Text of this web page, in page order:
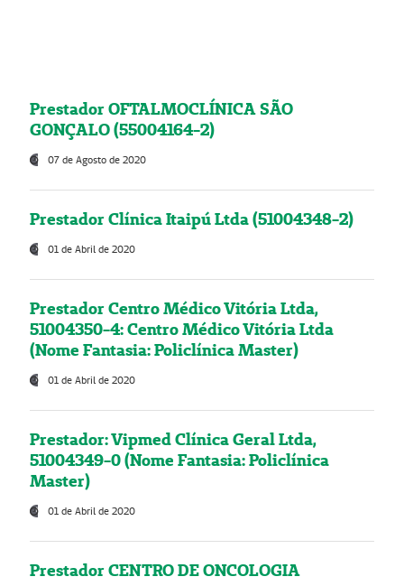
Prestador OFTALMOCLÍNICA SÃO
GONÇALO (55004164-2)
07 de Agosto de 2020
Prestador Clínica Itaipú Ltda (51004348-2)
01 de Abril de 2020
Prestador Centro Médico Vitória Ltda,
51004350-4: Centro Médico Vitória Ltda
(Nome Fantasia: Policlínica Master)
01 de Abril de 2020
Prestador: Vipmed Clínica Geral Ltda,
51004349-0 (Nome Fantasia: Policlínica
Master)
01 de Abril de 2020
Prestador CENTRO DE ONCOLOGIA